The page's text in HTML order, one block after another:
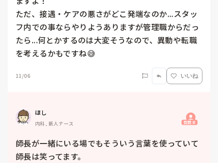
ただ、接遇・ケアの悪さがどこ発端なのか...スタッ
フ内での事ならやりようありますが管理職からだっ
たら...何とかするのは大変そうなので、異動や転職
を考えるかもですね😅
11/06 いいね
ほし
内科, 新人ナース 質問主
師長が一緒にいる場でもそういう言葉を使っていて
師長は笑ってます。